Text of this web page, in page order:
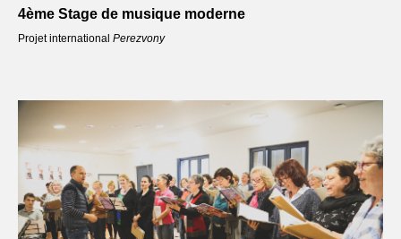
4ème Stage de musique moderne
Projet international Perezvony